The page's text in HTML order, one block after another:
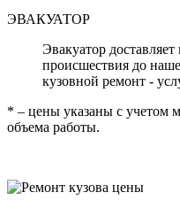
ЭВАКУАТОР
Эвакуатор
происшествия до
кузовной ремонт -
* – цены указаны с учетом
объема работы.